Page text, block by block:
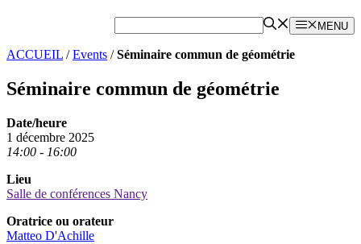
MENU
ACCUEIL /Events /Séminaire commun de géométrie
Séminaire commun de géométrie
Date/heure
1 décembre 2025
14:00 - 16:00
Lieu
Salle de conférences Nancy
Oratrice ou orateur
Matteo D'Achille